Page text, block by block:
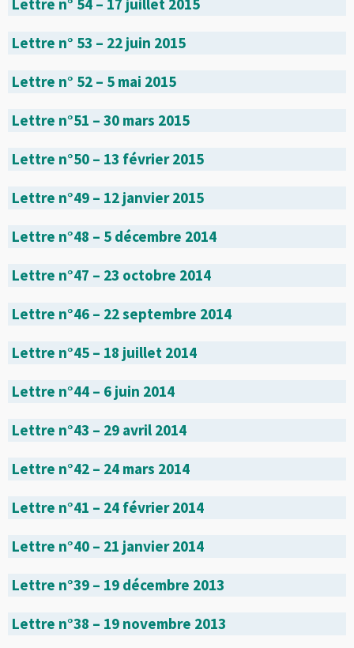
Lettre n° 53 – 22 juin 2015
Lettre n° 52 – 5 mai 2015
Lettre n°51 – 30 mars 2015
Lettre n°50 – 13 février 2015
Lettre n°49 – 12 janvier 2015
Lettre n°48 – 5 décembre 2014
Lettre n°47 – 23 octobre 2014
Lettre n°46 – 22 septembre 2014
Lettre n°45 – 18 juillet 2014
Lettre n°44 – 6 juin 2014
Lettre n°43 – 29 avril 2014
Lettre n°42 – 24 mars 2014
Lettre n°41 – 24 février 2014
Lettre n°40 – 21 janvier 2014
Lettre n°39 – 19 décembre 2013
Lettre n°38 – 19 novembre 2013